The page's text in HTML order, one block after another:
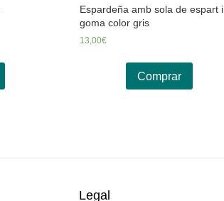
Espardeña amb sola de espart i
goma color gris
13,00€
Comprar
Legal